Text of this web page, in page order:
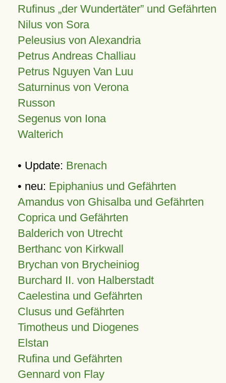
Rufinus „der Wundertäter” und Gefährten
Nilus von Sora
Peleusius von Alexandria
Petrus Andreas Challiau
Petrus Nguyen Van Luu
Saturninus von Verona
Russon
Segenus von Iona
Walterich
• Update: Brenach
• neu: Epiphanius und Gefährten
Amandus von Ghisalba und Gefährten
Coprica und Gefährten
Balderich von Utrecht
Berthanc von Kirkwall
Brychan von Brycheiniog
Burchard II. von Halberstadt
Caelestina und Gefährten
Clusus und Gefährten
Timotheus und Diogenes
Elstan
Rufina und Gefährten
Gennard von Flay